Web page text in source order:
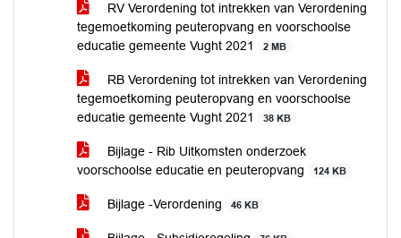
RV Verordening tot intrekken van Verordening
tegemoetkoming peuteropvang en voorschoolse
educatie gemeente Vught 2021
2 MB
RB Verordening tot intrekken van Verordening
tegemoetkoming peuteropvang en voorschoolse
educatie gemeente Vught 2021
38 KB
Bijlage - Rib Uitkomsten onderzoek
voorschoolse educatie en peuteropvang
124 KB
Bijlage -Verordening 46 KB